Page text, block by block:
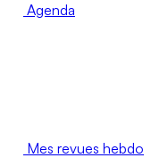
Agenda
Mes revues hebdo